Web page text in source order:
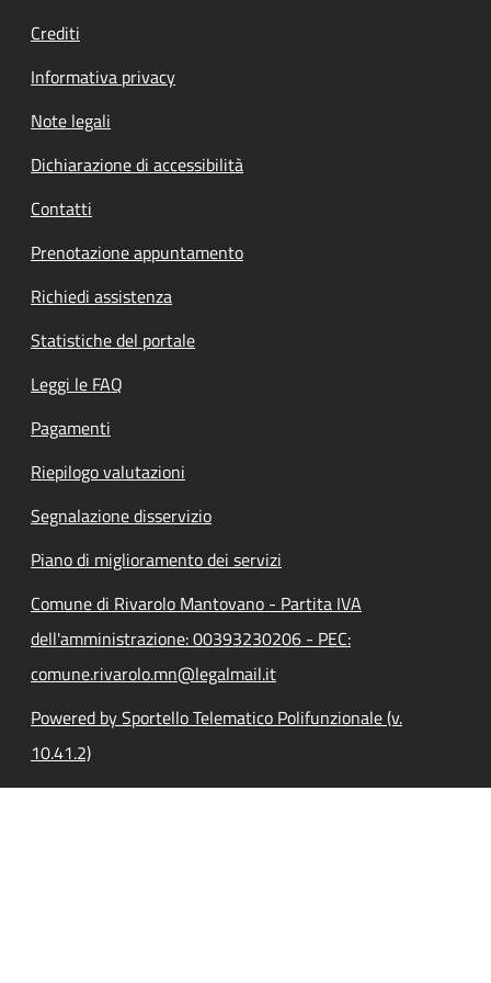
Crediti
Informativa privacy
Note legali
Dichiarazione di accessibilità
Contatti
Prenotazione appuntamento
Richiedi assistenza
Statistiche del portale
Leggi le FAQ
Pagamenti
Riepilogo valutazioni
Segnalazione disservizio
Piano di miglioramento dei servizi
Comune di Rivarolo Mantovano - Partita IVA
dell'amministrazione: 00393230206 - PEC:
comune.rivarolo.mn@legalmail.it
Powered by Sportello Telematico Polifunzionale (v.
10.41.2)